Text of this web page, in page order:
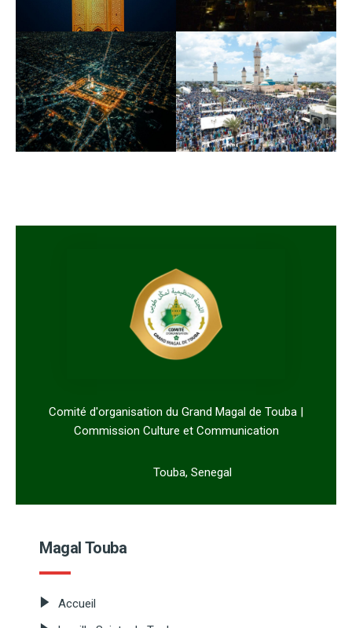
Comité d'organisation du Grand Magal de Touba |
Commission Culture et Communication
Touba, Senegal
Magal Touba
Accueil